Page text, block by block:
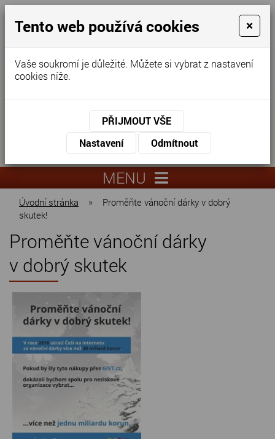
prohlídka
KONTAKTUJTE NÁS
KONTAKTUJTE NÁS
551
lysa.cz
MENU
Úvodní stránka »
Proměňte vánoční dárky v dobrý
skutek!
Proměňte vánoční dárky
v dobrý skutek
Tento web používá cookies ×
Vaše soukromí je důležité. Můžete si vybrat z nastavení
cookies níže.
PŘIJMOUT VŠE
Nastavení
Odmítnout